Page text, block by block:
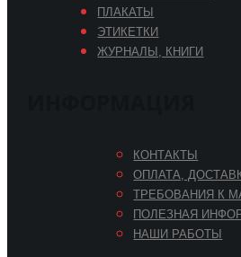
ПЛАКАТЫ
ЭТИКЕТКИ
ЖУРНАЛЫ, КНИГИ
КОНТАКТЫ
ОПЛАТА,
ТРЕБОВАНИЯ К
ПОЛЕЗНАЯ
НАШИ РАБОТЫ